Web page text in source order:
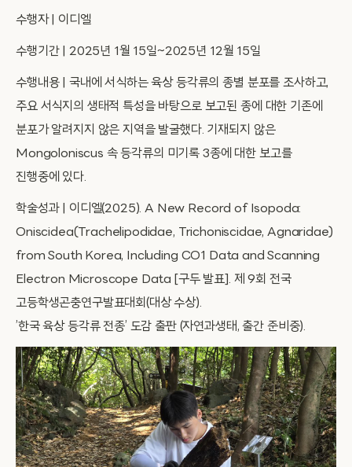
수행자 | 이디엘
수행기간 | 2025년 1월 15일~2025년 12월 15일
수행내용 | 국내에 서식하는 육상 등각류의 종별 분포를 조사하고,
주요 서식지의 생태적 특성을 바탕으로 보고된 종에 대한 기존에
분포가 알려지지 않은 지역을 발굴했다. 기재되지 않은
Mongoloniscus 속 등각류의 미기록 3종에 대한 보고를
진행중에 있다.
학술성과 | 이디엘(2025). A New Record of Isopoda:
Oniscidea(Trachelipodidae, Trichoniscidae, Agnaridae)
from South Korea, Including CO1 Data and Scanning
Electron Microscope Data [구두 발표]. 제 9회 전국
고등학생곤충연구발표대회(대상 수상).
’한국 육상 등각류 전종’ 도감 출판 (자연과생태, 출간 준비중).